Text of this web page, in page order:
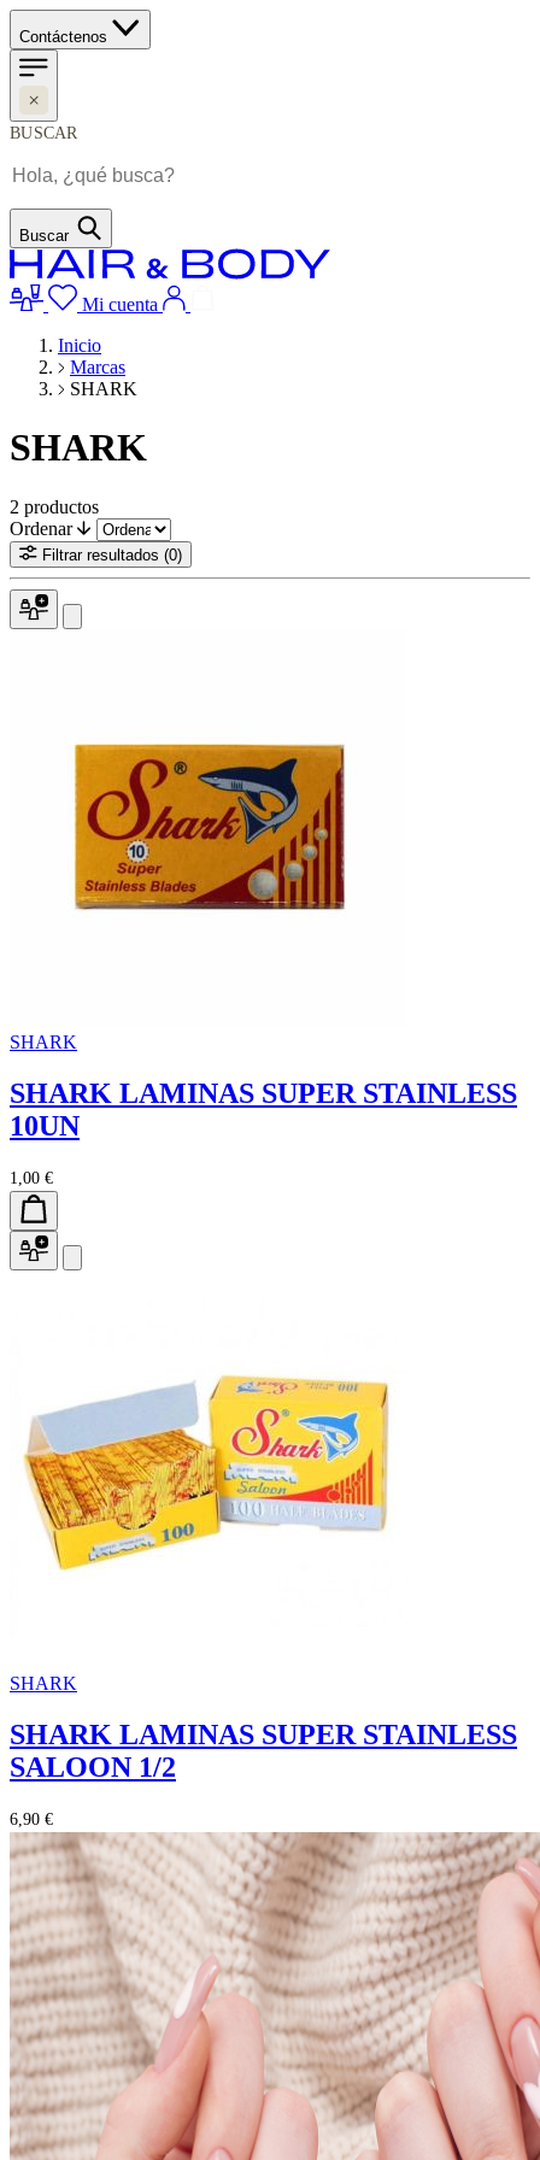
Contáctenos
BUSCAR
Buscar
Mi cuenta
Inicio
Marcas
SHARK
SHARK
2 productos
Ordenar
Filtrar resultados (0)
SHARK
SHARK LAMINAS SUPER STAINLESS
10UN
1,00 €
SHARK
SHARK LAMINAS SUPER STAINLESS
SALOON 1/2
6,90 €